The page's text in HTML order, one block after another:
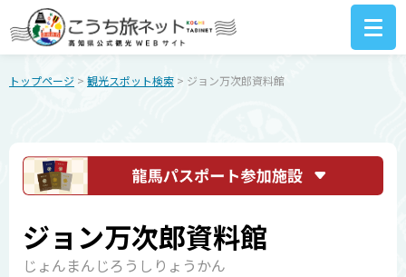
トップページ > 観光スポット検索 > ジョン万次郎資料館
ジョン万次郎資料館
じょんまんじろうしりょうかん